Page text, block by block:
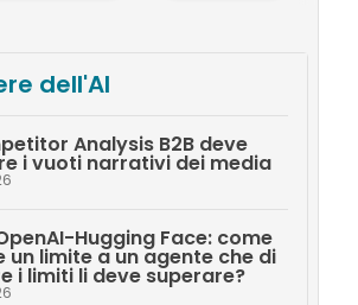
dell'AI
Analysis B2B deve
i vuoti narrativi dei media
Hugging Face: come
un limite a un agente che di
i limiti li deve superare?